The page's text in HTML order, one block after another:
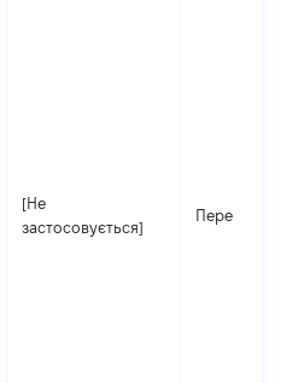
[Не
застосовується]
Передано